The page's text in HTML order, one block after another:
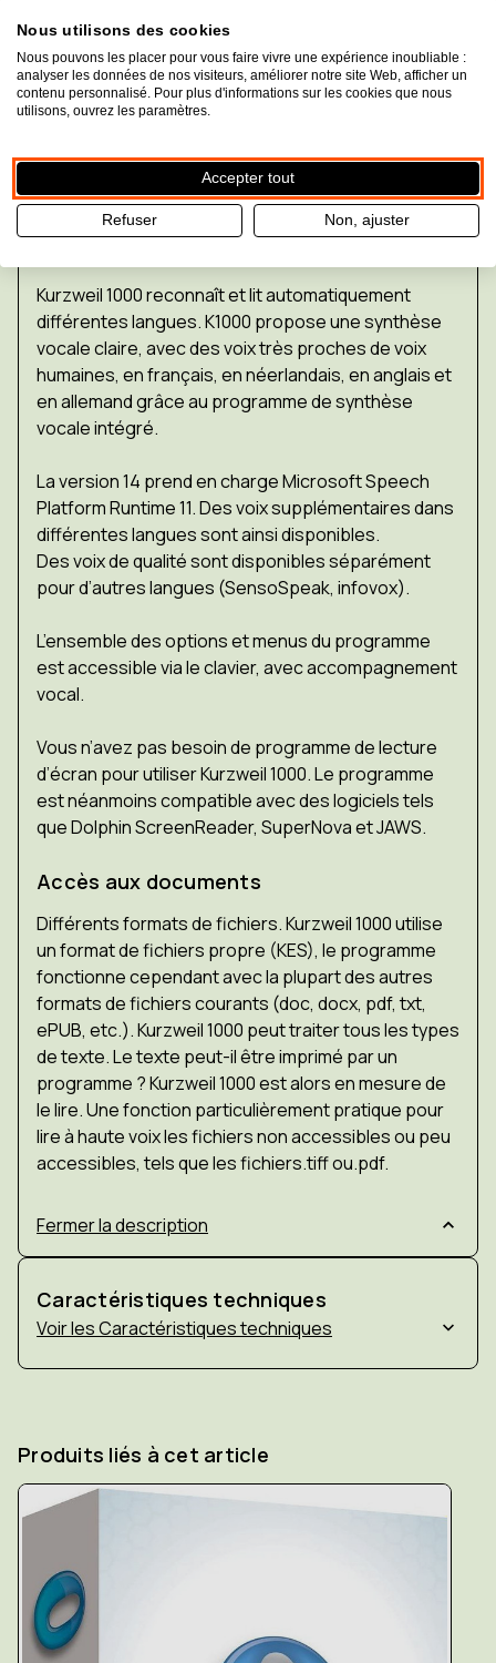
Kurzweil 1000 comprend un éditeur de texte
puissant, des dictionnaires, des listes de
synonymes et une fonction de vérification
aide vocale et permettent de rédiger, de modifier ou
de corriger facilement du texte.
Kurzweil 1000 reconnaît et lit automatiquement
différentes langues. K1000 propose une synthèse
vocale claire, avec des voix très proches de voix
humaines, en français, en néerlandais, en anglais et
en allemand grâce au programme de synthèse
vocale intégré.
La version 14 prend en charge Microsoft Speech
Platform Runtime 11. Des voix supplémentaires dans
différentes langues sont ainsi disponibles.
Des voix de qualité sont disponibles séparément
pour d’autres langues (SensoSpeak, infovox).
L’ensemble des options et menus du programme
est accessible via le clavier, avec accompagnement
vocal.
Vous n’avez pas besoin de programme de lecture
d’écran pour utiliser Kurzweil 1000. Le programme
est néanmoins compatible avec des logiciels tels
que Dolphin ScreenReader, SuperNova et JAWS.
Accès aux documents
Différents formats de fichiers. Kurzweil 1000 utilise
un format de fichiers propre (KES), le programme
fonctionne cependant avec la plupart des autres
formats de fichiers courants (doc, docx, pdf, txt,
ePUB, etc.). Kurzweil 1000 peut traiter tous les types
de texte. Le texte peut-il être imprimé par un
programme ? Kurzweil 1000 est alors en mesure de
le lire. Une fonction particulièrement pratique pour
lire à haute voix les fichiers non accessibles ou peu
accessibles, tels que les fichiers.tiff ou.pdf.
Fermer la description
Caractéristiques techniques
Caractéristiques techniques
Produits liés à cet article
Nous utilisons des cookies
Nous pouvons les placer pour vous faire vivre une expérience inoubliable :
analyser les données de nos visiteurs, améliorer notre site Web, afficher un
contenu personnalisé. Pour plus d'informations sur les cookies que nous
utilisons, ouvrez les paramètres.
Accepter tout
Refuser Non, ajuster